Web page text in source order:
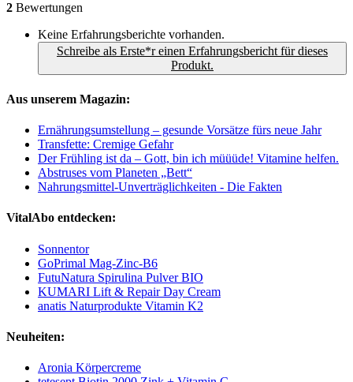
2 Bewertungen
Keine Erfahrungsberichte vorhanden.
Schreibe als Erste*r einen Erfahrungsbericht für dieses
Produkt.
Aus unserem Magazin:
Ernährungsumstellung – gesunde Vorsätze fürs neue Jahr
Transfette: Cremige Gefahr
Der Frühling ist da – Gott, bin ich müüüde! Vitamine helfen.
Abstruses vom Planeten „Bett“
Nahrungsmittel-Unverträglichkeiten - Die Fakten
VitalAbo entdecken:
Sonnentor
GoPrimal Mag-Zinc-B6
FutuNatura Spirulina Pulver BIO
KUMARI Lift & Repair Day Cream
anatis Naturprodukte Vitamin K2
Neuheiten:
Aronia Körpercreme